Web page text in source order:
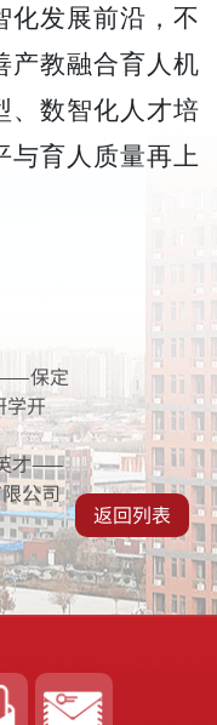
化发展前沿，不
产教融合育人机
、数智化人才培
与育人质量再上
——保定
学开
才——
公司
返回列表